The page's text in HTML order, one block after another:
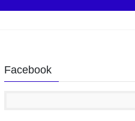
Facebook